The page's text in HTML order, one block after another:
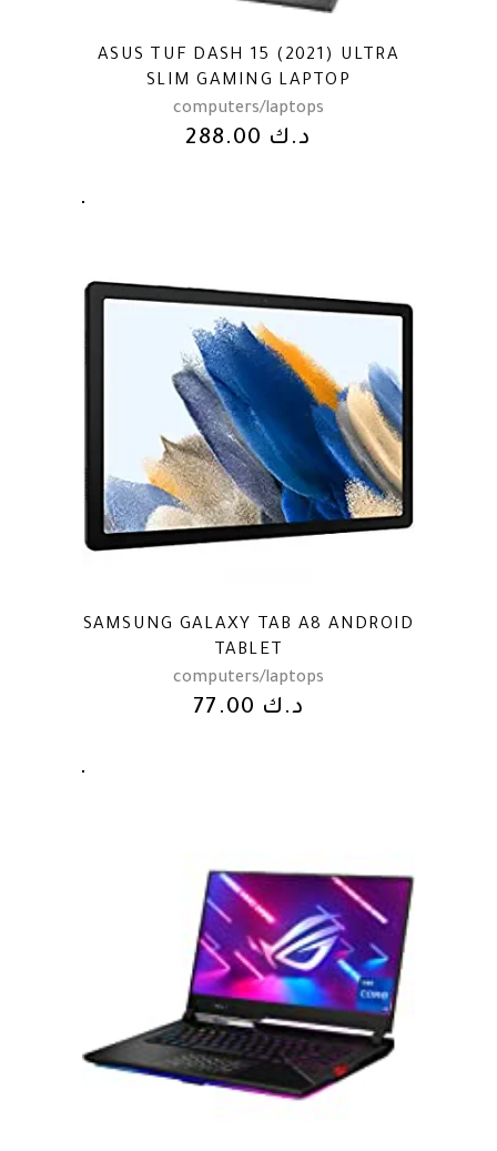
ASUS TUF DASH 15 (2021) ULTRA
SLIM GAMING LAPTOP
computers/laptops
د.ك
SAMSUNG GALAXY TAB A8 ANDROID
TABLET
computers/laptops
د.ك